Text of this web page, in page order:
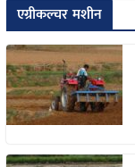
एग्रीकल्चर मशीन